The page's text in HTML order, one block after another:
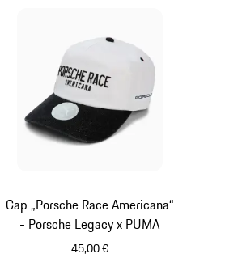
Cap „Porsche Race Americana“
- Porsche Legacy x PUMA
45,00 €